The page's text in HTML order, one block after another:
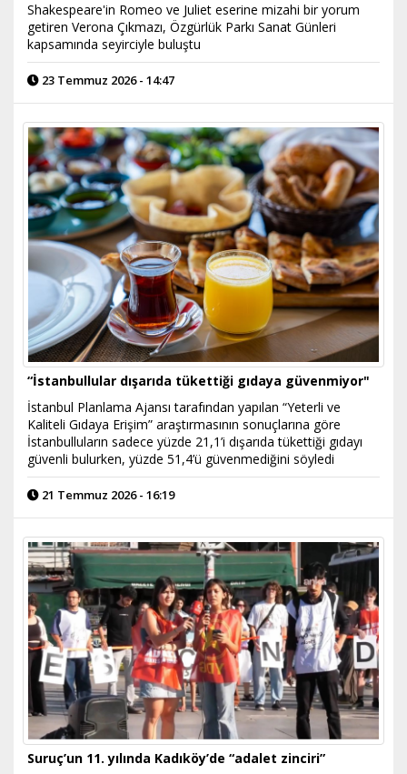
Shakespeare'in Romeo ve Juliet eserine mizahi bir yorum
getiren Verona Çıkmazı, Özgürlük Parkı Sanat Günleri
kapsamında seyirciyle buluştu
23 Temmuz 2026 - 14:47
“İstanbullular dışarıda tükettiği gıdaya güvenmiyor"
İstanbul Planlama Ajansı tarafından yapılan “Yeterli ve
Kaliteli Gıdaya Erişim” araştırmasının sonuçlarına göre
İstanbulluların sadece yüzde 21,1’i dışarıda tükettiği gıdayı
güvenli bulurken, yüzde 51,4’ü güvenmediğini söyledi
21 Temmuz 2026 - 16:19
Suruç’un 11. yılında Kadıköy’de “adalet zinciri”